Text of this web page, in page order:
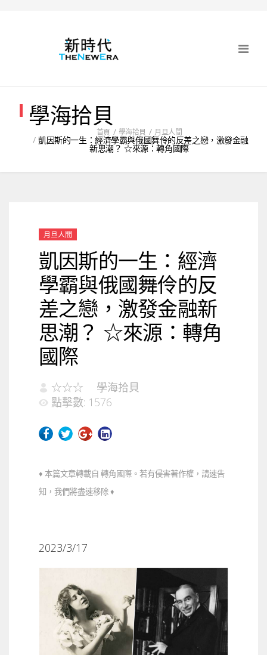
學海拾貝
首頁 學海拾貝 月旦人間
凱因斯的一生：經濟學霸與俄國舞伶的反差之戀，激發金融
新思潮？ ☆來源：轉角國際
月旦人間
凱因斯的一生：經濟
學霸與俄國舞伶的反
差之戀，激發金融新
思潮？ ☆來源：轉角
國際
☆☆☆
學海拾貝
點擊數: 1576
♦ 本篇文章轉載自 轉角國際。若有侵害著作權，請速告
知，我們將盡速移除 ♦
2023/3/17